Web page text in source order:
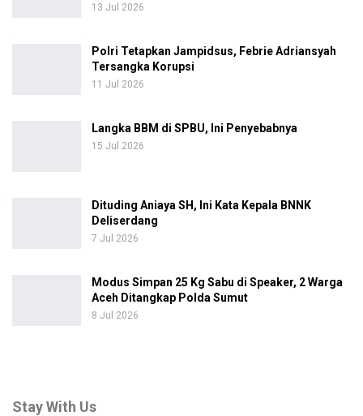
13 Jul 2026
Polri Tetapkan Jampidsus, Febrie Adriansyah
Tersangka Korupsi
11 Jul 2026
Langka BBM di SPBU, Ini Penyebabnya
15 Jul 2026
Dituding Aniaya SH, Ini Kata Kepala BNNK
Deliserdang
7 Jul 2026
Modus Simpan 25 Kg Sabu di Speaker, 2 Warga
Aceh Ditangkap Polda Sumut
8 Jul 2026
Stay With Us